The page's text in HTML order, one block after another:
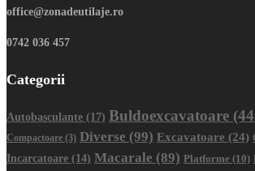
office@zonadeutilaje.ro
0742 036 457
Categorii
Autobasculante (17) Buldoexcavatoare
Compactoare (3) Diverse (99) Excavatoare (24)
Incarcatoare (14) Macarale (89) Platforme (10)